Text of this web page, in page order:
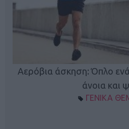
Αερόβια άσκηση: Όπλο
άνοια και
ΓΕΝΙΚΑ